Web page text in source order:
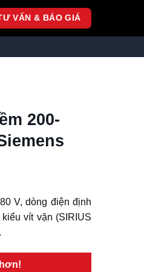
VẤN & BÁO GIÁ
200-
V, dòng điện định
vít vặn (SIRIUS